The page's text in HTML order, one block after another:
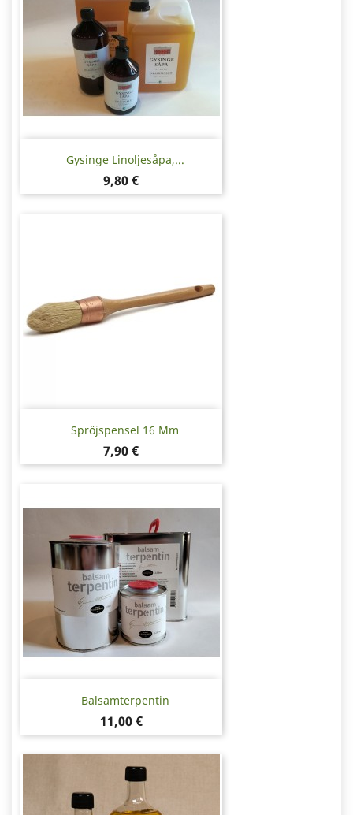
Gysinge Linoljesåpa,...
Pris
9,80 €
Spröjspensel 16 Mm
Pris
7,90 €
Balsamterpentin
Pris
11,00 €